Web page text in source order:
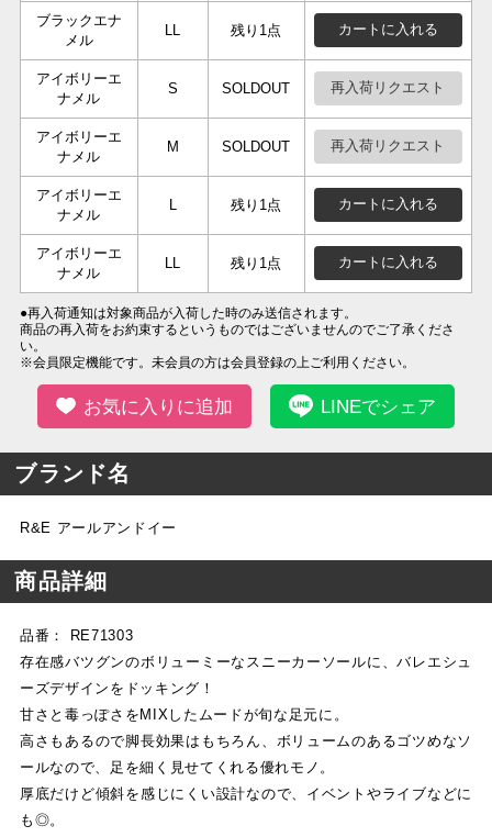
ブラックエナ
メル
残り1点 カートに入れる
アイボリーエ
ナメル
S SOLDOUT 再入荷リクエスト
アイボリーエ
ナメル
M SOLDOUT 再入荷リクエスト
アイボリーエ
ナメル
残り1点 カートに入れる
アイボリーエ
ナメル
残り1点 カートに入れる
●再入荷通知は対象商品が入荷した時のみ送信されます。
商品の再入荷をお約束するというものではございませんのでご了承くださ
い。
※会員限定機能です。未会員の方は会員登録の上ご利用ください。
お気に入りに追加 LINEでシェア
ブランド名
R&E アールアンドイー
商品詳細
品番： RE71303
存在感バツグンのボリューミーなスニーカーソールに、バレエシュ
ーズデザインをドッキング！
甘さと毒っぽさをMIXしたムードが旬な足元に。
高さもあるので脚長効果はもちろん、ボリュームのあるゴツめなソ
ールなので、足を細く見せてくれる優れモノ。
厚底だけど傾斜を感じにくい設計なので、イベントやライブなどに
も◎。